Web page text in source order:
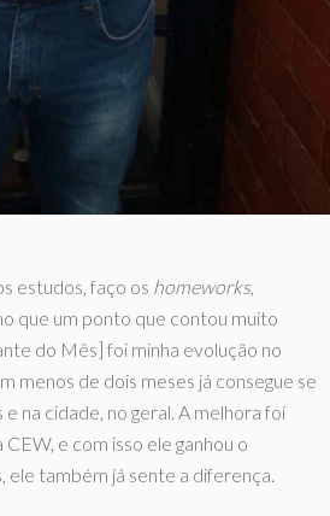
estudos, faço os homeworks,
que um ponto que contou muito
do Mês] foi minha evolução no
menos de dois meses já consegue se
na cidade, no geral. A melhora foi
e com isso ele ganhou o
ele também já sente a diferença.